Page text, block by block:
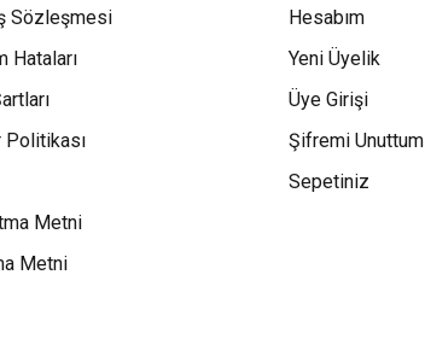
Sözleşmesi
Hataları
Metni
Metni
Hesabım
Yeni Üyelik
Üye Girişi
Şifremi Unuttum
Sepetiniz